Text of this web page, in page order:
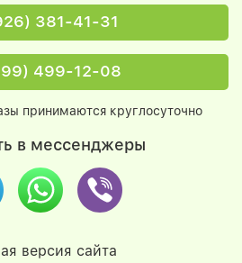
381-41-31
499-12-08
принимаются круглосуточно
в мессенджеры
версия сайта